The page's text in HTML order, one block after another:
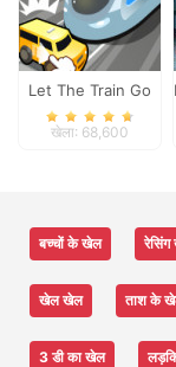
Let The Train Go
खेला: 68,600
बच्चों के खेल
खेल खेल ताश के
3 डी का खेल